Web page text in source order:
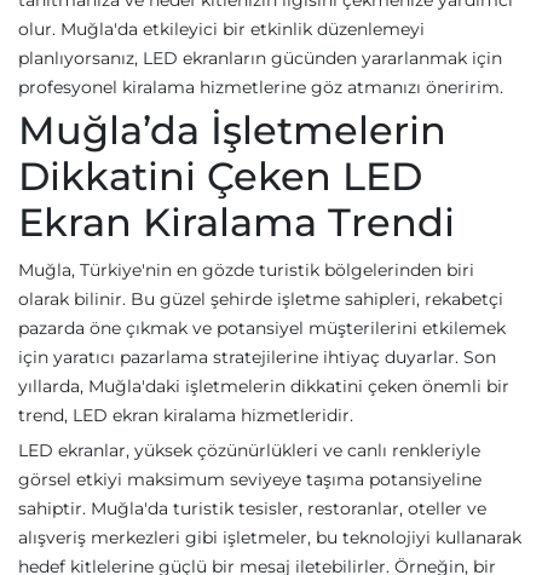
olur. Muğla'da etkileyici bir etkinlik düzenlemeyi
planlıyorsanız, LED ekranların gücünden yararlanmak için
profesyonel kiralama hizmetlerine göz atmanızı öneririm.
Muğla’da İşletmelerin
Dikkatini Çeken LED
Ekran Kiralama Trendi
Muğla, Türkiye'nin en gözde turistik bölgelerinden biri
olarak bilinir. Bu güzel şehirde işletme sahipleri, rekabetçi
pazarda öne çıkmak ve potansiyel müşterilerini etkilemek
için yaratıcı pazarlama stratejilerine ihtiyaç duyarlar. Son
yıllarda, Muğla'daki işletmelerin dikkatini çeken önemli bir
trend, LED ekran kiralama hizmetleridir.
LED ekranlar, yüksek çözünürlükleri ve canlı renkleriyle
görsel etkiyi maksimum seviyeye taşıma potansiyeline
sahiptir. Muğla'da turistik tesisler, restoranlar, oteller ve
alışveriş merkezleri gibi işletmeler, bu teknolojiyi kullanarak
hedef kitlelerine güçlü bir mesaj iletebilirler. Örneğin, bir